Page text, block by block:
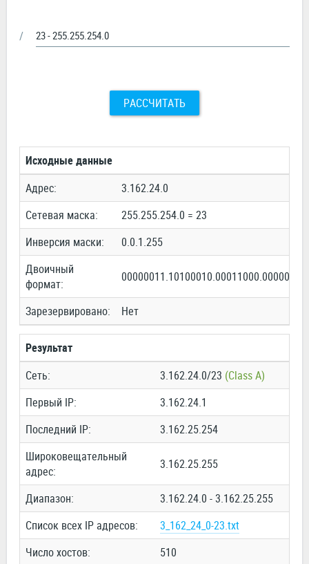
/
РАССЧИТАТЬ
Исходные данные
Адрес:
3.162.24.0
Сетевая маска:
255.255.254.0 = 23
Инверсия маски:
0.0.1.255
Двоичный
формат:
00000011.10100010.00011000.00000000
Зарезервировано: Нет
Результат
Сеть:
3.162.24.0/23 (Class A)
Первый IP:
3.162.24.1
Последний IP:
3.162.25.254
Широковещательный
адрес:
3.162.25.255
Диапазон:
3.162.24.0 - 3.162.25.255
Список всех IP адресов:
3_162_24_0-23.txt
Число хостов:
510